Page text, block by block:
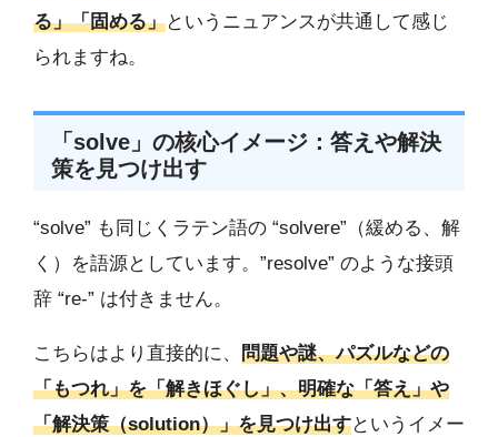
る」「固める」というニュアンスが共通して感じ
られますね。
「solve」の核心イメージ：答えや解決
策を見つけ出す
“solve” も同じくラテン語の “solvere”（緩める、解
く）を語源としています。”resolve” のような接頭
辞 “re-” は付きません。
こちらはより直接的に、 問題や謎、パズルなどの
「もつれ」を「解きほぐし」、明確な「答え」や
「解決策（solution）」を見つけ出すというイメー